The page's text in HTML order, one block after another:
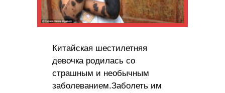
Китайская шестилетняя
девочка родилась со
страшным и необычным
заболеванием.Заболеть им